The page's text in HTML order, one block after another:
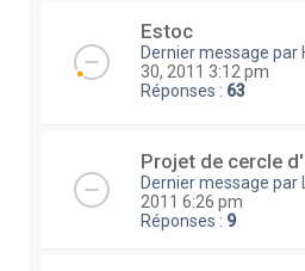
Estoc
Dernier message par
30, 2011 3:12 pm
Réponses : 63
Projet de cercle
Dernier message par
2011 6:26 pm
Réponses : 9